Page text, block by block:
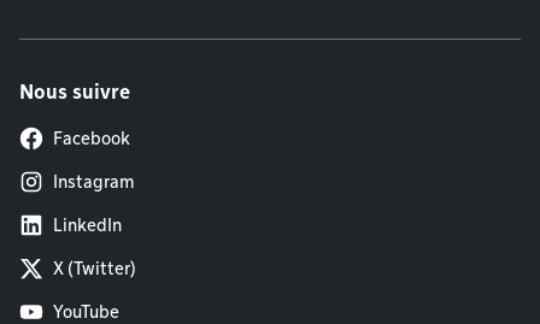
Nous suivre
Facebook
Instagram
LinkedIn
X (Twitter)
YouTube